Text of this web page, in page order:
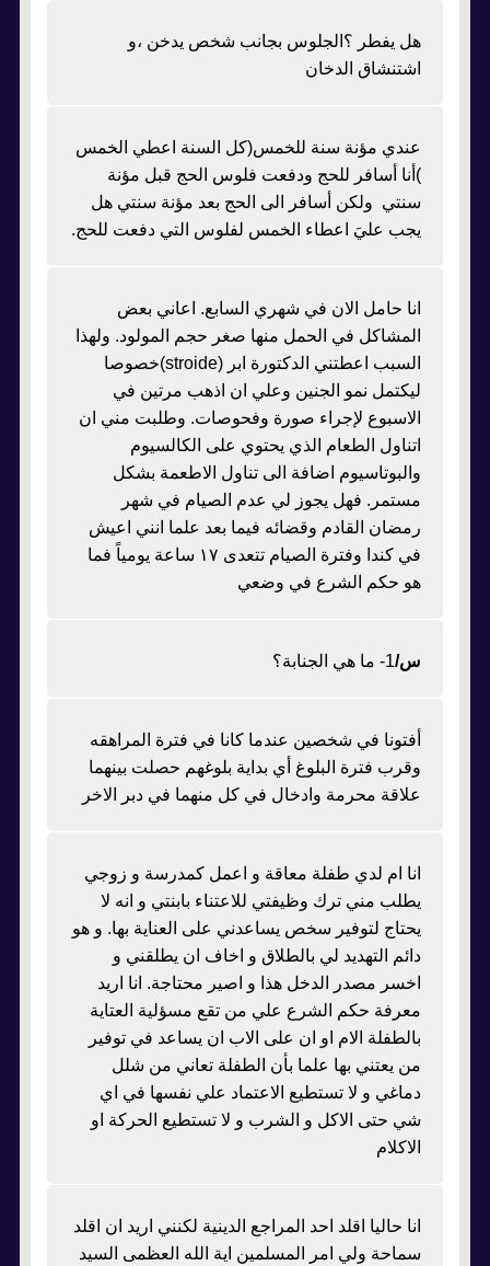
هل يفطر ؟الجلوس بجانب شخص يدخن ،و
اشتنشاق الدخان
عندي مؤنة سنة للخمس(كل السنة اعطي الخمس
)أنا أسافر للحج ودفعت فلوس الحج قبل مؤنة
سنتي ولكن أسافر الى الحج بعد مؤنة سنتي هل
يجب عليَ اعطاء الخمس لفلوس التي دفعت للحج.
انا حامل الان في شهري السابع. اعاني بعض
المشاكل في الحمل منها صغر حجم المولود. ولهذا
السبب اعطتني الدكتورة ابر (stroide)خصوصا
ليكتمل نمو الجنين وعلي ان اذهب مرتين في
الاسبوع لإجراء صورة وفحوصات. وطلبت مني ان
اتناول الطعام الذي يحتوي على الكالسيوم
والبوتاسيوم اضافة الى تناول الاطعمة بشكل
مستمر. فهل يجوز لي عدم الصيام في شهر
رمضان القادم وقضائه فيما بعد علما انني اعيش
في كندا وفترة الصيام تتعدى ١٧ ساعة يومياً فما
هو حكم الشرع في وضعي
س/1- ما هي الجنابة؟
أفتونا في شخصين عندما كانا في فترة المراهقه
وقرب فترة البلوغ أي بداية بلوغهم حصلت بينهما
علاقة محرمة وادخال في كل منهما في دبر الاخر
انا ام لدي طفلة معاقة و اعمل كمدرسة و زوجي
يطلب مني ترك وظيفتي للاعتناء بابنتي و انه لا
يحتاج لتوفير سخص يساعدني على العناية بها. و هو
دائم التهديد لي بالطلاق و اخاف ان يطلقني و
اخسر مصدر الدخل هذا و اصير محتاجة. انا اريد
معرفة حكم الشرع علي من تقع مسؤلية العتاية
بالطفلة الام او ان على الاب ان يساعد في توفير
من يعتني بها علما بأن الطفلة تعاني من شلل
دماغي و لا تستطيع الاعتماد علي نفسها في اي
شي حتى الاكل و الشرب و لا تستطيع الحركة او
الاكلام
انا حاليا اقلد احد المراجع الدينية لكنني اريد ان اقلد
سماحة ولي امر المسلمين اية الله العظمى السيد